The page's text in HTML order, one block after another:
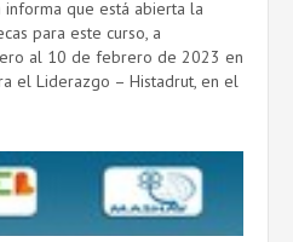
informa que está abierta la
para este curso, a
al 10 de febrero de 2023 en
el Liderazgo – Histadrut, en el